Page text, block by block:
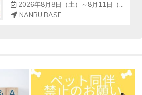
2026年8月8日（土）～8月11日（火）
NANBU BASE